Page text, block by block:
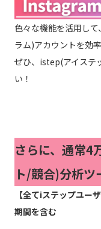
色々な機能を活用し
ラム)アカウントを効
ぜひ、istep(アイステ
い！
さらに、通常
ト/競合)分析ツ
【全てiステップユー
期間を含む